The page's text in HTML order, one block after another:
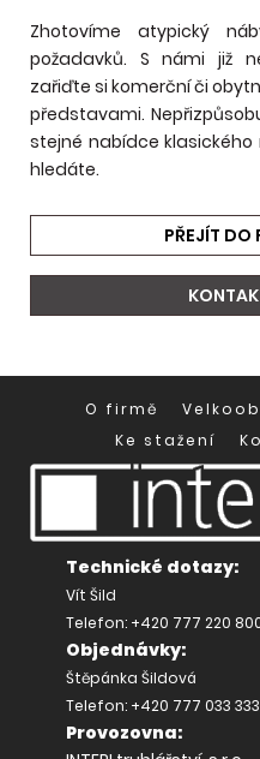
Zhotovíme atypický
požadavků. S námi již
zařiďte si komerční či
představami.
stejné nabídce klasického
hledáte.
PŘEJÍT DO
O firmě
Ke stažení
Technické dotazy:
Vít Šild
Telefon: +420 777 220
Objednávky:
Štěpánka Šildová
Telefon: +420 777 033 333
Provozovna: